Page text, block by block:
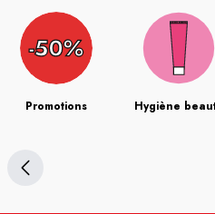
Promotions Hygiène